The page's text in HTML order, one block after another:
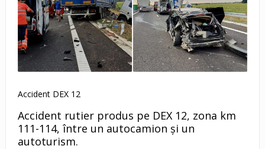
Accident DEX 12
Accident rutier produs pe DEX 12, zona km
111-114, între un autocamion și un
autoturism.